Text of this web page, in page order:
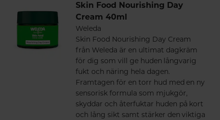
Skin Food Nourishing Day
Cream 40ml
Weleda
Skin Food Nourishing Day Cream
från Weleda är en ultimat dagkräm
för dig som vill ge huden långvarig
fukt och näring hela dagen.
Framtagen för en torr hud med en ny
sensorisk formula som mjukgör,
skyddar och återfuktar huden på kort
och lång sikt samt stärker den viktiga